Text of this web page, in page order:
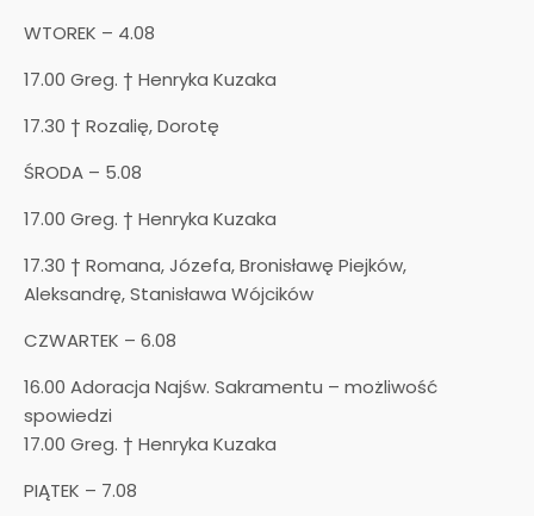
WTOREK – 4.08
17.00 Greg. † Henryka Kuzaka
17.30 † Rozalię, Dorotę
ŚRODA – 5.08
17.00 Greg. † Henryka Kuzaka
17.30 † Romana, Józefa, Bronisławę Piejków,
Aleksandrę, Stanisława Wójcików
CZWARTEK – 6.08
16.00 Adoracja Najśw. Sakramentu – możliwość
spowiedzi
17.00 Greg. † Henryka Kuzaka
PIĄTEK – 7.08